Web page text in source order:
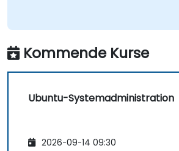
Kommende Kurse
Ubuntu-Systemadministration
2026-09-14 09:30